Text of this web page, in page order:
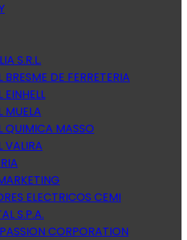
S.R.L.
DE FERRETERIA
MUELA
QUIMICA MASSO
VALIRA
ELECTRICOS CEMI
S.P.A.
CORPORATION